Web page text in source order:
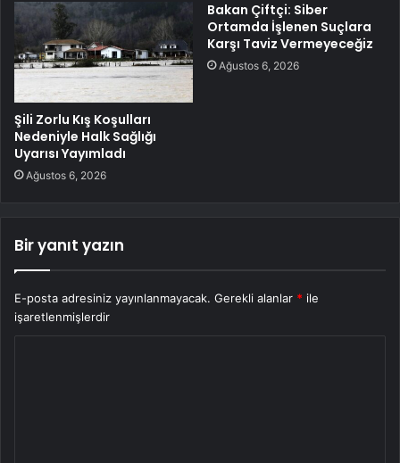
Şili Zorlu Kış Koşulları
Nedeniyle Halk Sağlığı
Uyarısı Yayımladı
Ağustos 6, 2026
Bakan Çiftçi: Siber
Ortamda İşlenen Suçlara
Karşı Taviz Vermeyeceğiz
Ağustos 6, 2026
Bir yanıt yazın
E-posta adresiniz yayınlanmayacak. Gerekli alanlar * ile
işaretlenmişlerdir